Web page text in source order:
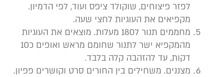
לפזר פיצוחים, שוקולד ציפס ועוד, לפי הדמיון.
מקפיאים את העוגיות לחצי שעה.
מחממים תנור ל180 מעלות. מוצאים את העוגיות
מהמקפיא ישר לתנור שחומם מראש ואופים כ10
דקות, עד להזהבה קלה בלבד.
מצננים. משחילים בין החורים סרט וקושרים פפיון.